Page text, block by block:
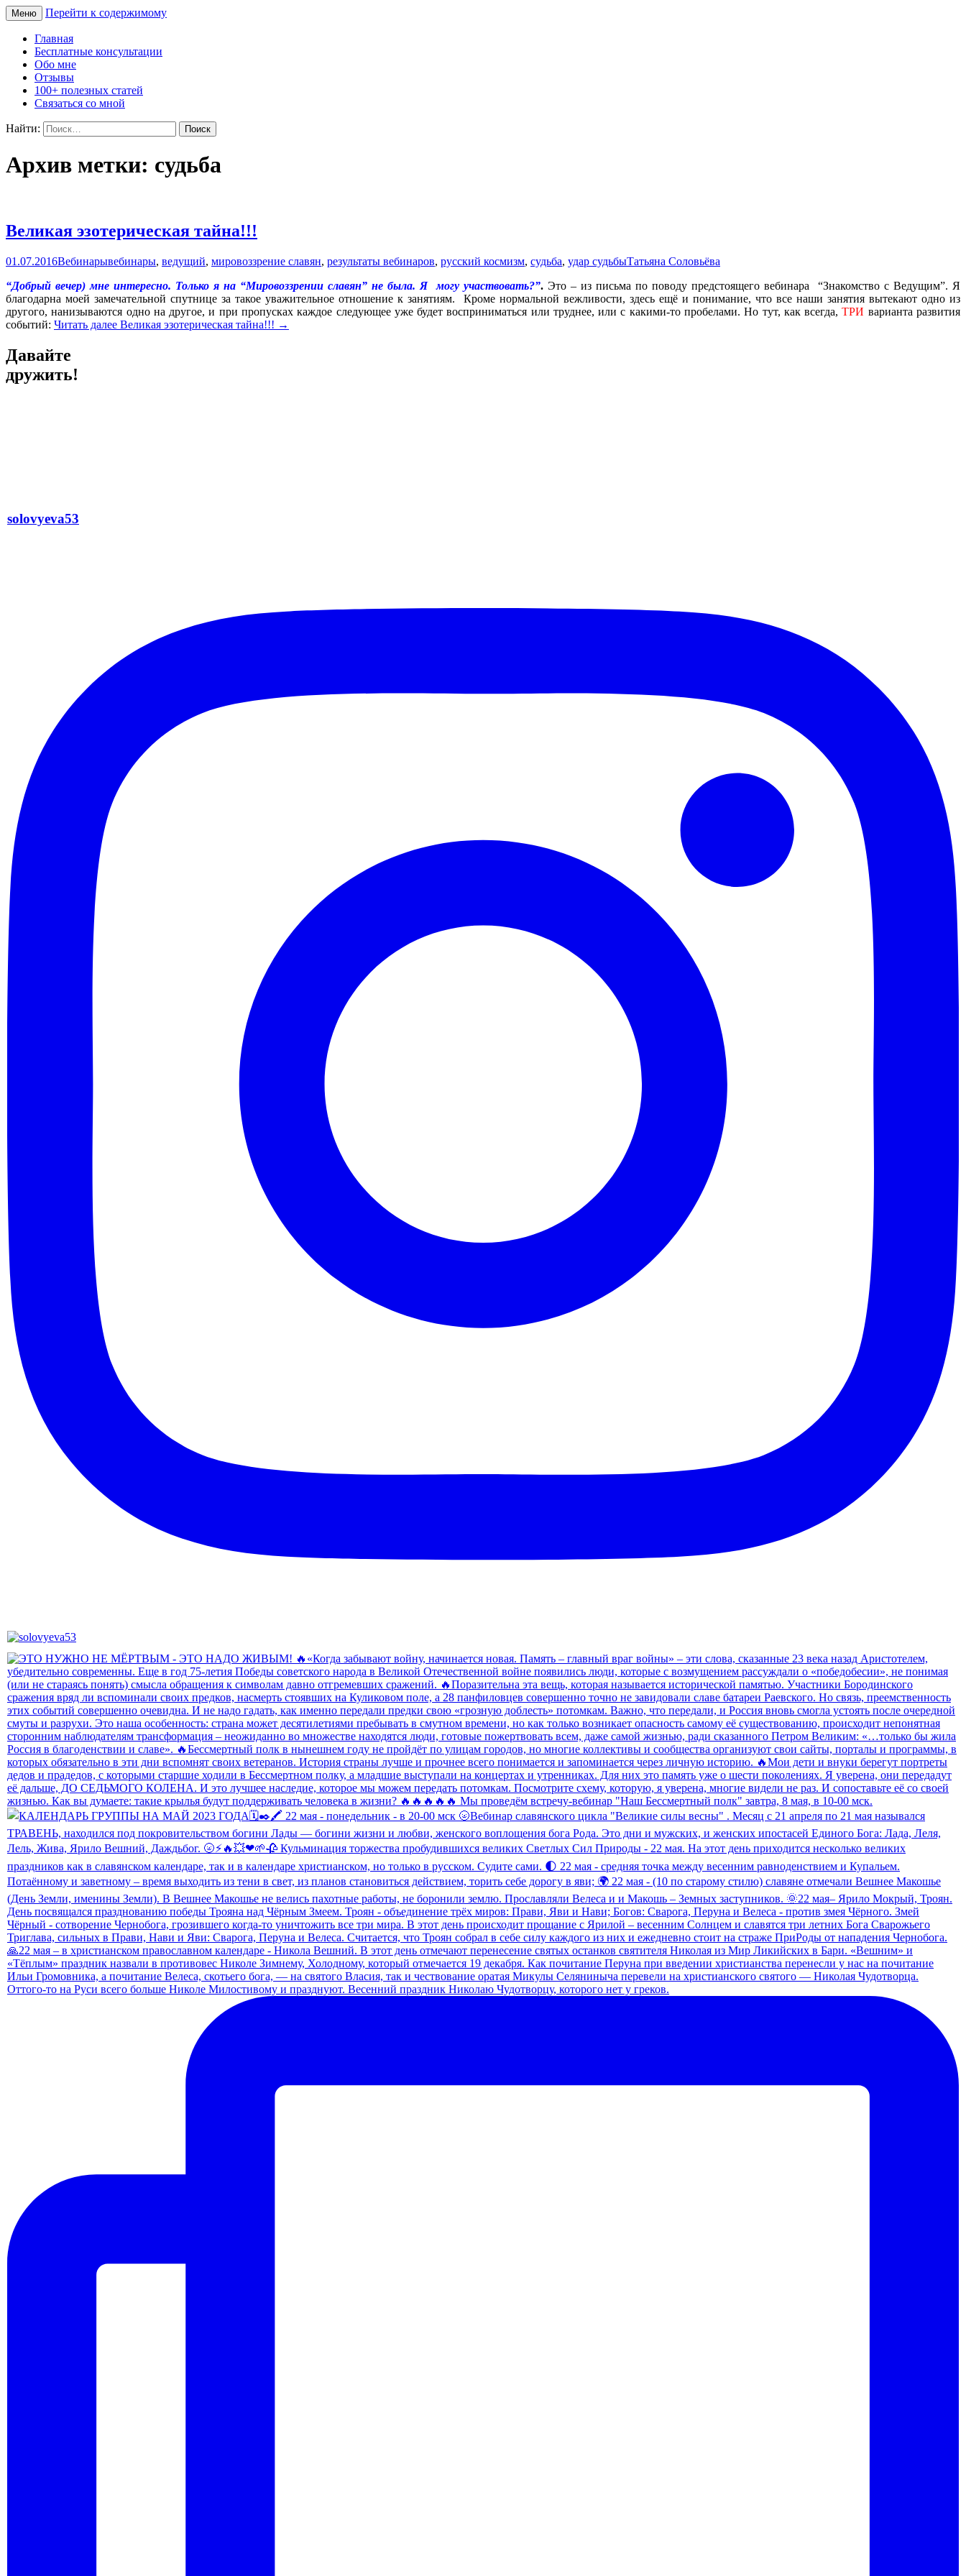
Свет Радости
Меню Перейти к содержимому
Главная
Бесплатные консультации
Обо мне
Отзывы
100+ полезных статей
Связаться со мной
Найти:
Архив метки: судьба
Великая эзотерическая тайна!!!
01.07.2016Вебинарывебинары, ведущий, мировоззрение славян, результаты вебинаров, русский космизм, судьба, удар судьбыТатьяна Соловьёва
“Добрый вечер) мне интересно. Только я на “Мировоззрении славян” не была. Я могу участвовать?”. Это – из письма по поводу предстоящего вебинара “Знакомство с Ведущим”. Я
благодарна моей замечательной спутнице за такое уважительное отношение к занятиям. Кроме нормальной вежливости, здесь ещё и понимание, что все наши занятия вытекают одно из
другого, нанизываются одно на другое, и при пропусках каждое следующее уже будет восприниматься или труднее, или с какими-то пробелами. Но тут, как всегда,ТРИ варианта развития
событий: Читать далее Великая эзотерическая тайна!!! →
Давайте
дружить!
solovyeva53